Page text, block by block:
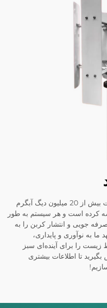
با داشتن 19 سال تجربه، شرکت سیدیت بیش از 20 میلیون دیگ آبگرم
کرده است و هر سیستم به طور
را صرفه جویی و انتشار کربن را به
ما به نوآوری و پایداری،
زیست را برای آینده‌ای سبز
تا اطلاعات بیشتری